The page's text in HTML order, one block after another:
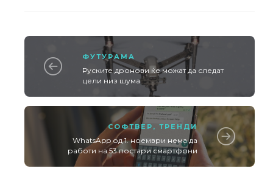
ФУТУРАМА
Руските дронови ќе можат да следат
цели низ шума
СОФТВЕР , ТРЕНДИ
WhatsApp од 1. ноември нема да
работи на 53 постари смартфони